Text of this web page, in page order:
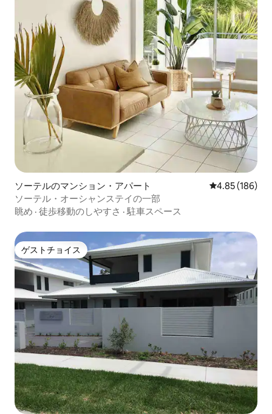
ソーテルのマンション・アパート レビュー186
4.85 (186)
ソーテル・オーシャンステイの一部
眺め · 徒歩移動のしやすさ · 駐車スペース
ゲストチョイス
ゲストチョイス